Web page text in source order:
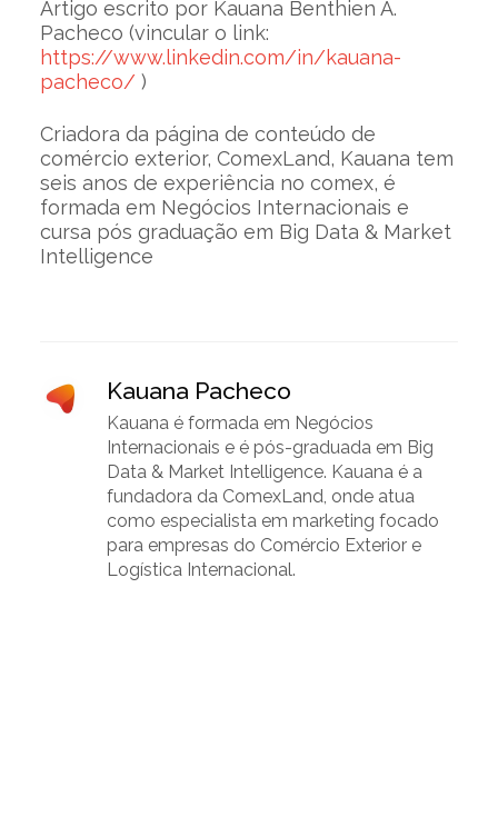
Artigo escrito por Kauana Benthien A.
Pacheco (vincular o link:
https://www.linkedin.com/in/kauana-
pacheco/ )
Criadora da página de conteúdo de
comércio exterior, ComexLand, Kauana tem
seis anos de experiência no comex, é
formada em Negócios Internacionais e
cursa pós graduação em Big Data & Market
Intelligence
Kauana Pacheco
Kauana é formada em Negócios
Internacionais e é pós-graduada em Big
Data & Market Intelligence. Kauana é a
fundadora da ComexLand, onde atua
como especialista em marketing focado
para empresas do Comércio Exterior e
Logística Internacional.